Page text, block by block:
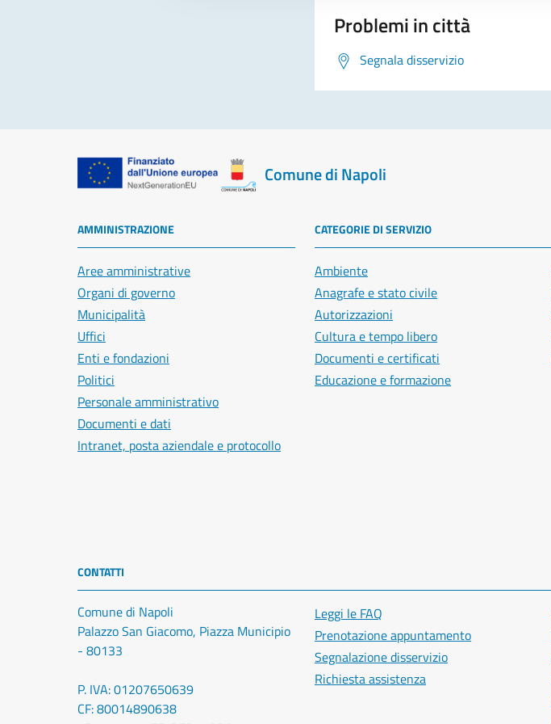
Problemi in città
Segnala disservizio
Comune di Napoli
AMMINISTRAZIONE
Aree amministrative
Organi di governo
Municipalità
Uffici
Enti e fondazioni
Politici
Personale amministrativo
Documenti e dati
Intranet, posta aziendale e protocollo
CATEGORIE DI SERVIZIO
Ambiente
Anagrafe e stato civile
Autorizzazioni
Cultura e tempo libero
Documenti e certificati
Educazione e formazione
CONTATTI
Comune di Napoli
Palazzo San Giacomo, Piazza Municipio
- 80133
P. IVA: 01207650639
CF: 80014890638
Leggi le FAQ
Prenotazione appuntamento
Segnalazione disservizio
Richiesta assistenza